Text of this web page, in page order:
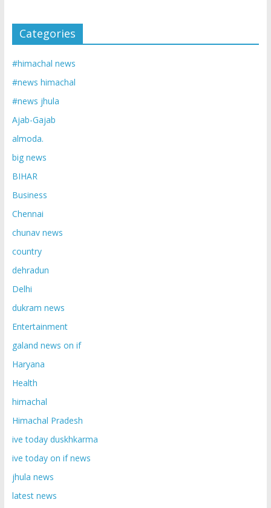
Categories
#himachal news
#news himachal
#news jhula
Ajab-Gajab
almoda.
big news
BIHAR
Business
Chennai
chunav news
country
dehradun
Delhi
dukram news
Entertainment
galand news on if
Haryana
Health
himachal
Himachal Pradesh
ive today duskhkarma
ive today on if news
jhula news
latest news